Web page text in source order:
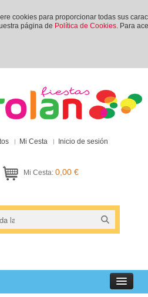
cookies para proporcionar todas sus
página de Política de Cookies. Para
Mi Cesta Inicio de sesión
Mi Cesta: 0,00 €